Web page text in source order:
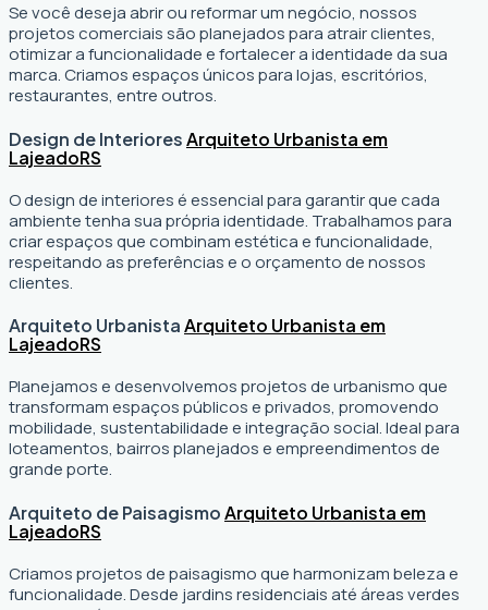
Se você deseja abrir ou reformar um negócio, nossos
projetos comerciais são planejados para atrair clientes,
otimizar a funcionalidade e fortalecer a identidade da sua
marca. Criamos espaços únicos para lojas, escritórios,
restaurantes, entre outros.
Design de InterioresArquiteto Urbanista em
LajeadoRS
O design de interiores é essencial para garantir que cada
ambiente tenha sua própria identidade. Trabalhamos para
criar espaços que combinam estética e funcionalidade,
respeitando as preferências e o orçamento de nossos
clientes.
Arquiteto UrbanistaArquiteto Urbanista em
LajeadoRS
Planejamos e desenvolvemos projetos de urbanismo que
transformam espaços públicos e privados, promovendo
mobilidade, sustentabilidade e integração social. Ideal para
loteamentos, bairros planejados e empreendimentos de
grande porte.
Arquiteto de PaisagismoArquiteto Urbanista em
LajeadoRS
Criamos projetos de paisagismo que harmonizam beleza e
funcionalidade. Desde jardins residenciais até áreas verdes